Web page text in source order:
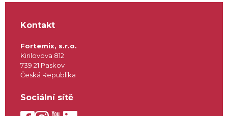
Kontakt
Fortemix, s.r.o.
Kirilovova 812
739 21 Paskov
Česká Republika
Sociální sítě